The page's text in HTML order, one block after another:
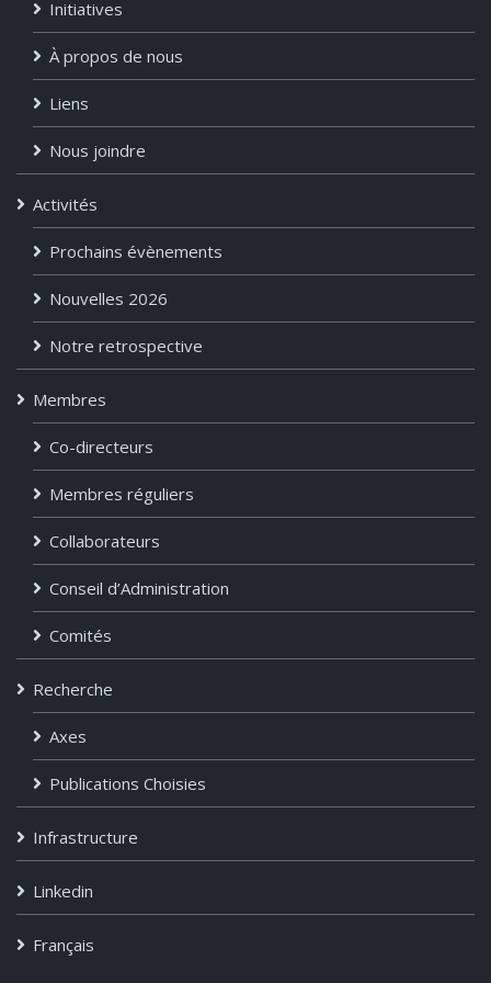
Initiatives
À propos de nous
Liens
Nous joindre
Activités
Prochains évènements
Nouvelles 2026
Notre retrospective
Membres
Co-directeurs
Membres réguliers
Collaborateurs
Conseil d’Administration
Comités
Recherche
Axes
Publications Choisies
Infrastructure
Linkedin
Français